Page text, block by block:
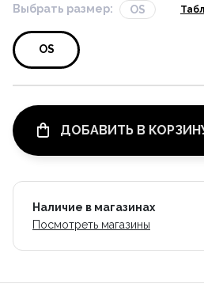
Выбрать размер: OS
OS
ДОБАВИТЬ В
Наличие в магазинах
Посмотреть магазины